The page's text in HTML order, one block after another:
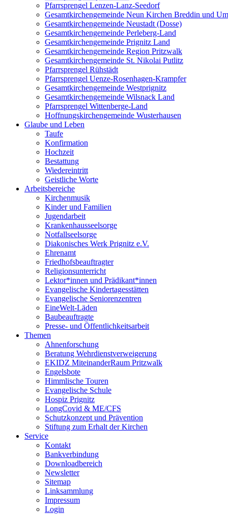
Pfarrsprengel Lenzen-Lanz-Seedorf
Gesamtkirchengemeinde Neun Kirchen Breddin und
Gesamtkirchengemeinde Neustadt (Dosse)
Gesamtkirchengemeinde Perleberg-Land
Gesamtkirchengemeinde Prignitz Land
Gesamtkirchengemeinde Region Pritzwalk
Gesamtkirchengemeinde St. Nikolai Putlitz
Pfarrsprengel Rühstädt
Pfarrsprengel Uenze-Rosenhagen-Krampfer
Gesamtkirchengemeinde Westprignitz
Gesamtkirchengemeinde Wilsnack Land
Pfarrsprengel Wittenberge-Land
Hoffnungskirchengemeinde Wusterhausen
Glaube und Leben
Taufe
Konfirmation
Hochzeit
Bestattung
Wiedereintritt
Geistliche Worte
Arbeitsbereiche
Kirchenmusik
Kinder und Familien
Jugendarbeit
Krankenhausseelsorge
Notfallseelsorge
Diakonisches Werk Prignitz e.V.
Ehrenamt
Friedhofsbeauftragter
Religionsunterricht
Lektor*innen und Prädikant*innen
Evangelische Kindertagesstätten
Evangelische Seniorenzentren
EineWelt-Läden
Baubeauftragte
Presse- und Öffentlichkeitsarbeit
Themen
Ahnenforschung
Beratung Wehrdienstverweigerung
EKIDZ MiteinanderRaum Pritzwalk
Engelsbote
Himmlische Touren
Evangelische Schule
Hospiz Prignitz
LongCovid & ME/CFS
Schutzkonzept und Prävention
Stiftung zum Erhalt der Kirchen
Service
Kontakt
Bankverbindung
Downloadbereich
Newsletter
Sitemap
Linksammlung
Impressum
Login